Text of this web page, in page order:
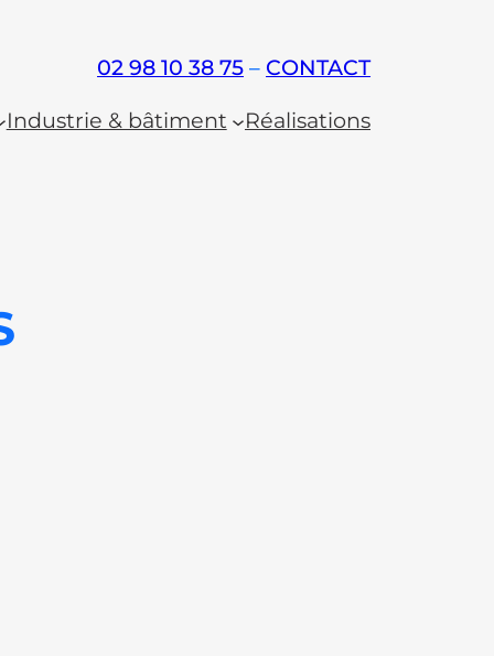
02 98 10 38 75 – CONTACT
Industrie & bâtiment Réalisations